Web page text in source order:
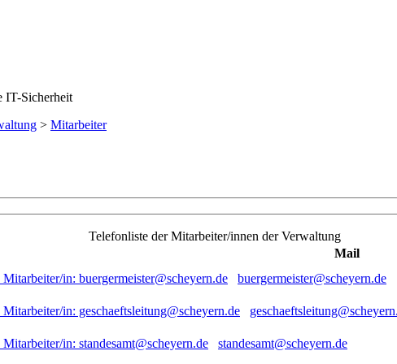
> Mitarbeiter
Telefonliste der Mitarbeiter/innen der Verwaltung
Mail
buergermeister@scheyern.de
standesamt@scheyern.de